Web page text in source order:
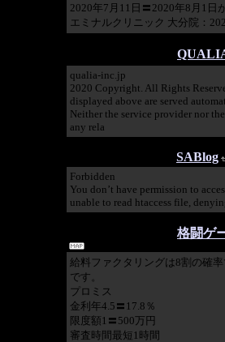
2020年7月11日〓2020年8月1日
エミナルクリニック 大分院：
qualia-inc.jp
2020 Copyright. All Rights
displayed above are served
Neither the service provider nor
any rela
SABlog
Forbidden
You don’t have permission to
unable to read htaccess file,
格闘ゲ
給料ファクタリングは8割の確
です。
プロミス
金利年4.5〓17.8％
限度額1〓500万円
審査時間最短1時間